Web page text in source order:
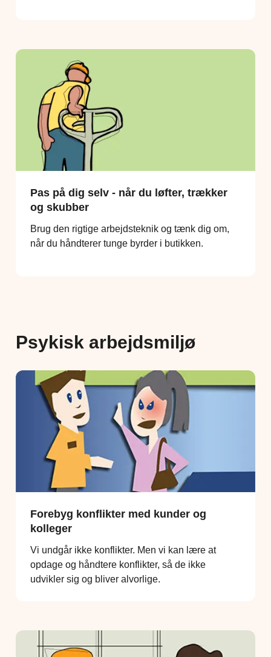
Pas på dig selv - når du løfter, trækker
og skubber
Brug den rigtige arbejdsteknik og tænk dig om,
når du håndterer tunge byrder i butikken.
Psykisk arbejdsmiljø
Forebyg konflikter med kunder og
kolleger
Vi undgår ikke konflikter. Men vi kan lære at
opdage og håndtere konflikter, så de ikke
udvikler sig og bliver alvorlige.